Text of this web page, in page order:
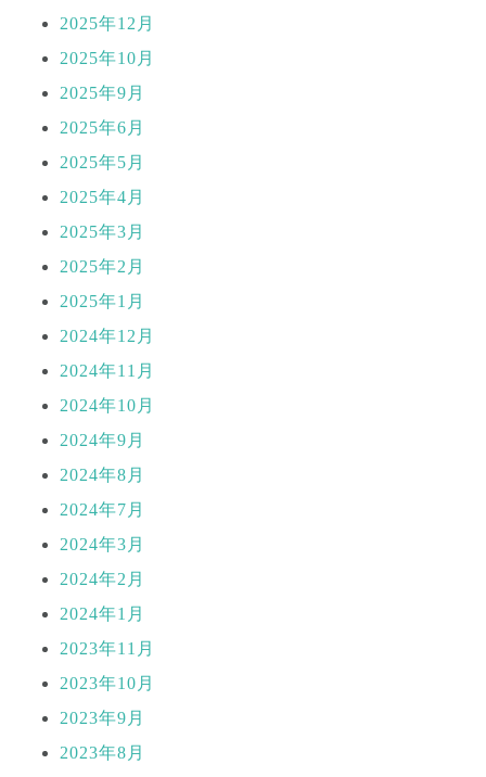
2025年12月
2025年10月
2025年9月
2025年6月
2025年5月
2025年4月
2025年3月
2025年2月
2025年1月
2024年12月
2024年11月
2024年10月
2024年9月
2024年8月
2024年7月
2024年3月
2024年2月
2024年1月
2023年11月
2023年10月
2023年9月
2023年8月